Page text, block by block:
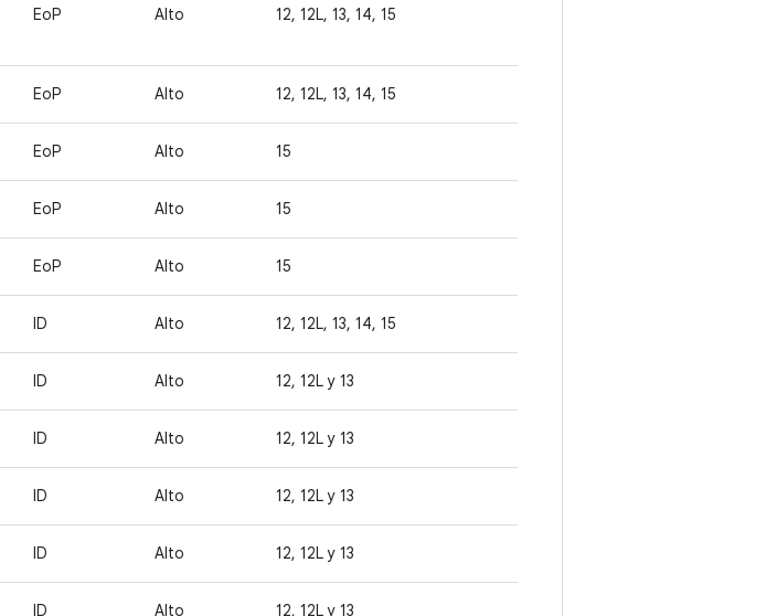
EoP Alto 12, 12L, 13, 14, 15
EoP Alto 12, 12L, 13, 14, 15
EoP Alto 15
EoP Alto 15
EoP Alto 15
ID Alto 12, 12L, 13, 14, 15
ID Alto 12, 12L y 13
ID Alto 12, 12L y 13
ID Alto 12, 12L y 13
ID Alto 12, 12L y 13
ID Alto 12, 12L y 13